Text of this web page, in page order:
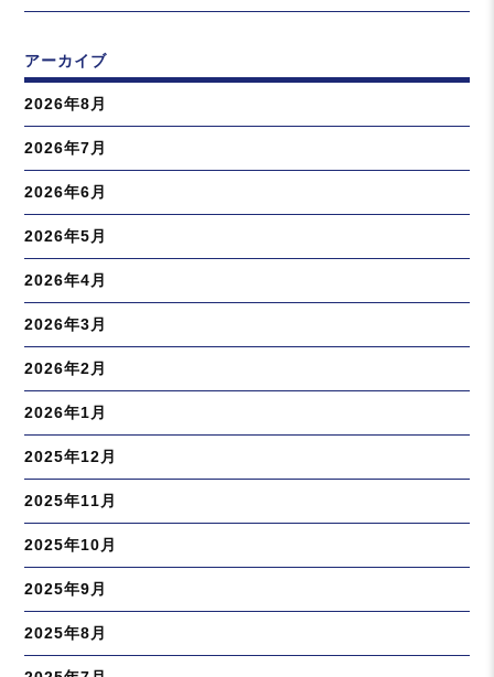
アーカイブ
2026年8月
2026年7月
2026年6月
2026年5月
2026年4月
2026年3月
2026年2月
2026年1月
2025年12月
2025年11月
2025年10月
2025年9月
2025年8月